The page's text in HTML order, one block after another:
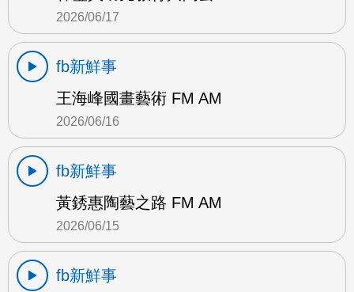
2026/06/17
fb新鮮事
王海峰國畫藝術 FM AM
2026/06/16
fb新鮮事
黃銹惠陶藝之路 FM AM
2026/06/15
fb新鮮事